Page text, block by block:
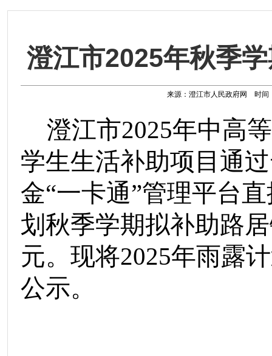
澄江市2025年秋季
来源：澄江市人民政府网 时间
澄江市2025年中高
学生生活补助项目通
金“一卡通”管理平台
划秋季学期拟补助路
元。 现将2025年雨露
公示。